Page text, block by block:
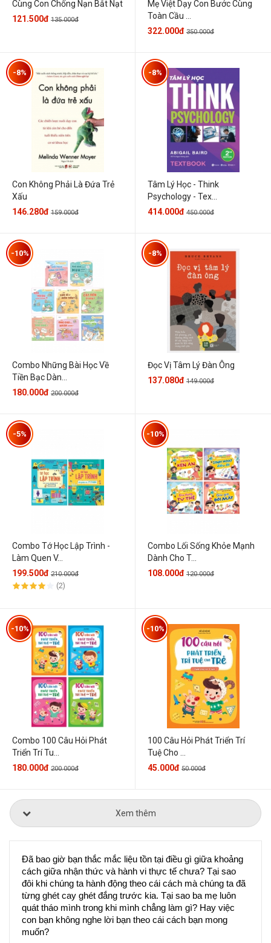
Cùng Con Chống Nạn Bắt Nạt
121.500đ 135.000đ
Mẹ Việt Dạy Con Bước Cùng
Toàn Cầu ...
322.000đ 350.000đ
Con Không Phải Là Đứa Trẻ
Xấu
-8%
146.280đ 159.000đ
Tâm Lý Học - Think
Psychology - Tex...
-8%
414.000đ 450.000đ
Combo Những Bài Học Về
Tiền Bạc Dàn...
-10%
180.000đ 200.000đ
Đọc Vị Tâm Lý Đàn Ông
-8%
137.080đ 149.000đ
Combo Tớ Học Lập Trình -
Làm Quen V...
-5%
199.500đ 210.000đ
(2)
Combo Lối Sống Khỏe Mạnh
Dành Cho T...
-10%
108.000đ 120.000đ
Combo 100 Câu Hỏi Phát
Triển Trí Tu...
-10%
180.000đ 200.000đ
100 Câu Hỏi Phát Triển Trí
Tuệ Cho ...
-10%
45.000đ 50.000đ
Xem thêm
Đã bao giờ bạn thắc mắc liệu tồn tại điều gì giữa khoảng
cách giữa nhận thức và hành vi thực tế chưa? Tại sao
đôi khi chúng ta hành động theo cái cách mà chúng ta đã
từng ghét cay ghét đắng trước kia. Tại sao ba mẹ luôn
quát tháo mình trong khi mình chẳng làm gì? Hay việc
con bạn không nghe lời bạn theo cái cách bạn mong
muốn?